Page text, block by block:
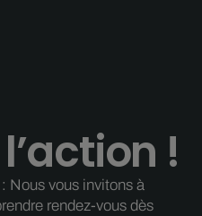
!
Nous vous invitons à
rendez-vous dès